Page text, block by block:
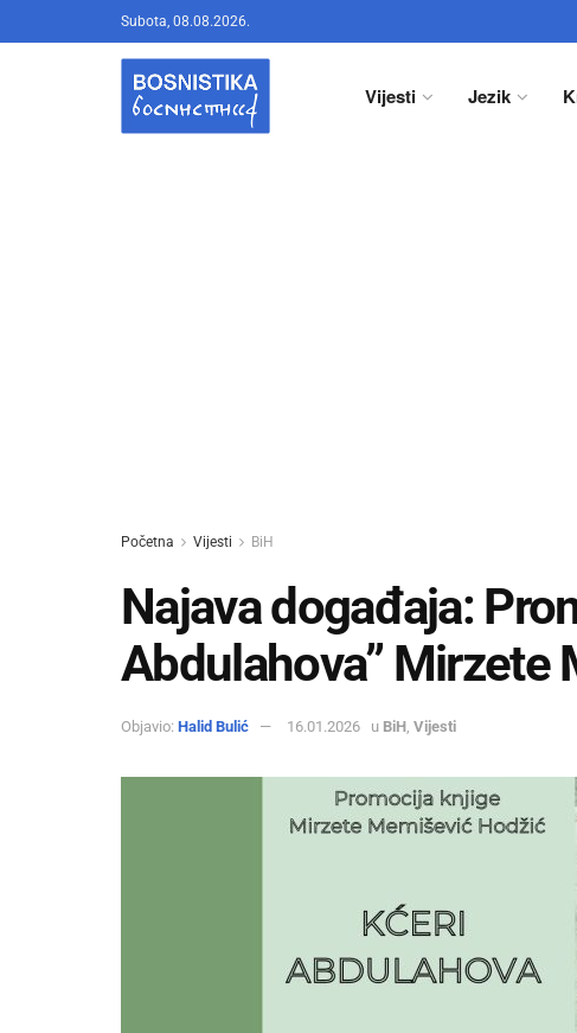
Subota, 08.08.2026.
Vijesti Jezik
Početna Vijesti BiH
Najava događaja:
Abdulahova” Mirzete
Objavio: Halid Bulić 16.01.2026 u BiH Vijesti